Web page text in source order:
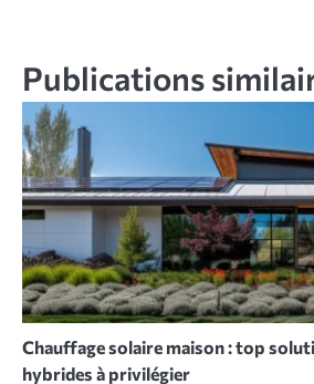
Publications
Chauffage solaire maison : top
hybrides à privilégier